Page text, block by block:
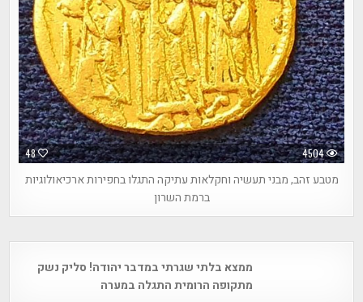
48 4504
מטבע זהב, מבני תעשיה וחקלאות עתיקה התגלו בחפירות ארכיאולוגיות
ברמת השרון
navigationממצא בלתי שגרתי במדבר יהודה! סליק נשק
מתקופה הרומית התגלה במערה